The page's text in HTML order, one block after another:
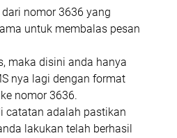
nomor 3636 yang
untuk membalas pesan
maka disini anda hanya
nya lagi dengan format
nomor 3636.
catatan adalah pastikan
lakukan telah berhasil